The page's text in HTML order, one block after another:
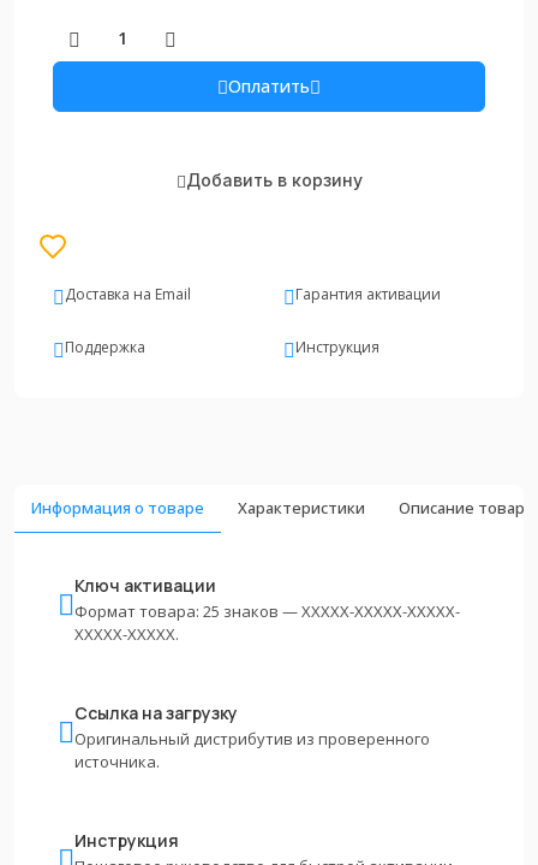
Оплатить
Добавить в корзину
Доставка на Email Гарантия активации
Поддержка Инструкция
Информация о товаре Характеристики Описание товара
Ключ активации
Формат товара: 25 знаков — XXXXX-XXXXX-XXXXX-
XXXXX-XXXXX.
Ссылка на загрузку
Оригинальный дистрибутив из проверенного
источника.
Инструкция